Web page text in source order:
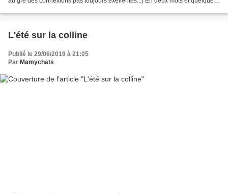
L'été sur la colline
Publié le 29/06/2019 à 21:05
Par Mamychats